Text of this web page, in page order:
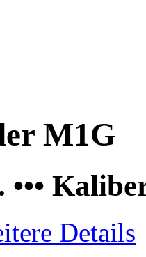
M1G
Details